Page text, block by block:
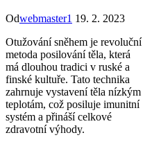
Odwebmaster1 19. 2. 2023
Otužování sněhem je revoluční
metoda posilování těla, která
má dlouhou tradici v ruské a
finské kultuře. Tato technika
zahrnuje vystavení těla nízkým
teplotám, což posiluje imunitní
systém a přináší celkové
zdravotní výhody.